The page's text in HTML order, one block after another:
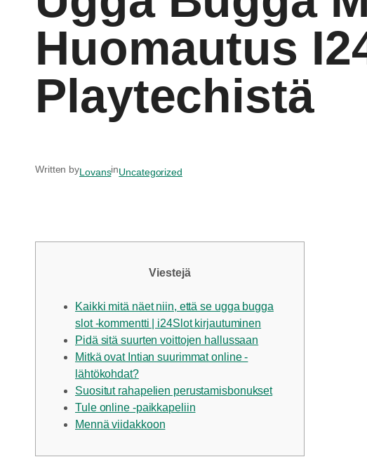
Huomautus
Playtechistä
Written byLovansinUncategorized
Viestejä
Kaikki mitä näet niin, että se ugga bugga
slot -kommentti | i24Slot kirjautuminen
Pidä sitä suurten voittojen hallussaan
Mitkä ovat Intian suurimmat online -
lähtökohdat?
Suositut rahapelien perustamisbonukset
Tule online -paikkapeliin
Mennä viidakkoon